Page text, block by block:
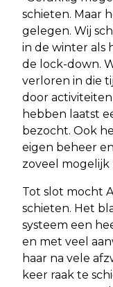
schieten. Maar
gelegen. Wij
in de winter als
de lock-down.
verloren in die
door activiteiten
hebben laatst
bezocht. Ook
eigen beheer
zoveel mogelijk
Tot slot mocht
schieten. Het
systeem een
en met veel
haar na vele
keer raak te